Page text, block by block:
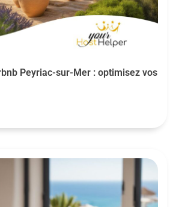
Peyriac-sur-Mer : optimisez vos